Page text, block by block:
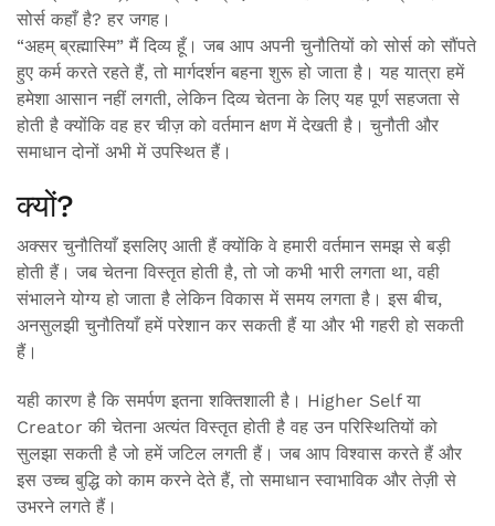
सोर्स कहाँ है? हर जगह।
“अहम् ब्रह्मास्मि” मैं दिव्य हूँ। जब आप अपनी चुनौतियों को सोर्स को सौंपते
हुए कर्म करते रहते हैं, तो मार्गदर्शन बहना शुरू हो जाता है। यह यात्रा हमें
हमेशा आसान नहीं लगती, लेकिन दिव्य चेतना के लिए यह पूर्ण सहजता से
होती है क्योंकि वह हर चीज़ को वर्तमान क्षण में देखती है। चुनौती और
समाधान दोनों अभी में उपस्थित हैं।
क्यों?
अक्सर चुनौतियाँ इसलिए आती हैं क्योंकि वे हमारी वर्तमान समझ से बड़ी
होती हैं। जब चेतना विस्तृत होती है, तो जो कभी भारी लगता था, वही
संभालने योग्य हो जाता है लेकिन विकास में समय लगता है। इस बीच,
अनसुलझी चुनौतियाँ हमें परेशान कर सकती हैं या और भी गहरी हो सकती
हैं।
यही कारण है कि समर्पण इतना शक्तिशाली है। Higher Self या
Creator की चेतना अत्यंत विस्तृत होती है वह उन परिस्थितियों को
सुलझा सकती है जो हमें जटिल लगती हैं। जब आप विश्वास करते हैं और
इस उच्च बुद्धि को काम करने देते हैं, तो समाधान स्वाभाविक और तेज़ी से
उभरने लगते हैं।